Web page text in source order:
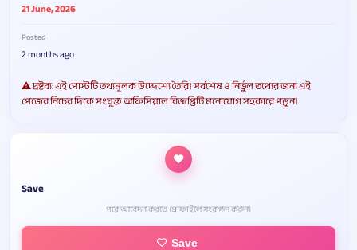
21 June, 2026
Posted
2 months ago
⚠️ দ্রষ্টব্য: এই পোস্টটি তথ্যমূলক উদ্দেশ্যে তৈরি। সর্বশেষ ও নির্ভুল তথ্যের জন্য এই
পেজের নিচের দিকে সংযুক্ত অফিসিয়াল বিজ্ঞপ্তিটি মনোযোগ সহকারে পড়ুন।
Save
পরে আবেদন করতে প্রোফাইলে সংরক্ষণ করুন।
Save